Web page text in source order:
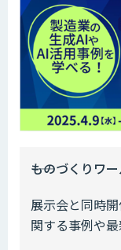
――ものづくりワ
展示会と同時
関する事例や